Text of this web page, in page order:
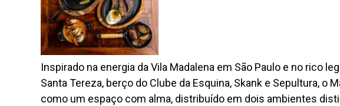
Inspirado na energia da Vila Madalena em São Paulo e no rico
Santa Tereza, berço do Clube da Esquina, Skank e Sepultura, o
como um espaço com alma, distribuído em dois ambientes